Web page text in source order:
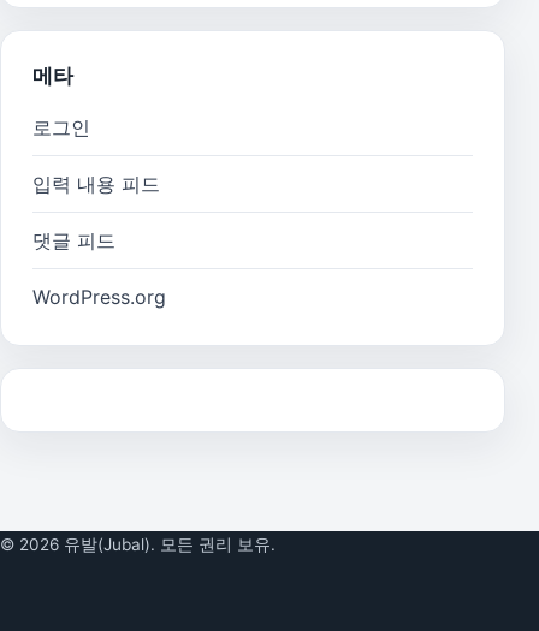
메타
로그인
입력 내용 피드
댓글 피드
WordPress.org
© 2026 유발(Jubal). 모든 권리 보유.